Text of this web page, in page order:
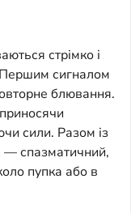
стрімко і
сигналом
блювання.
сили. Разом із
— спазматичний,
пупка або в